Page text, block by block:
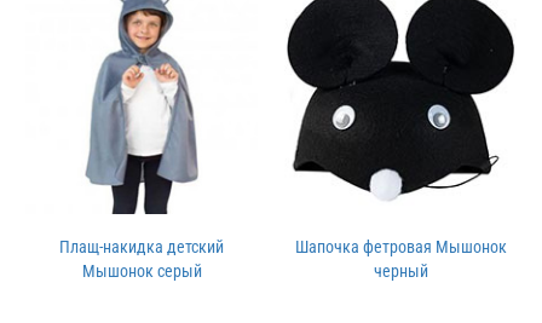
Плащ-накидка детский
Мышонок серый
Шапочка фетровая Мышонок
черный